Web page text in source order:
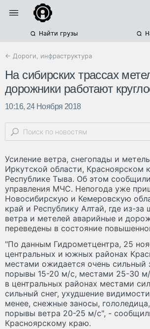
Найти грузы
← Дороги, инфраструктура
На сибирских трассах
дорожники работают
10:16, 24 Ноября 2018
Усиление ветра, снегопады и
Иркутской области, Красноярском
Республике Тыва. Об этом
управления МЧС. Непогода уже
Новосибирскую и Кемеровскую
край и Республику Алтай, где из-за
ветра и метелей аварийные и
переведены в состояние
"По данным Гидрометцентра, 25
центральных и южных районах
местами ожидается очень сильный
порывы 15-20 м/с, местами 25-30 м/
в центральных районах местами
сильный снег, ухудшение
менее, снежные заносы,
порывы ветра 20-25 м/с", -
Красноярскому краю.